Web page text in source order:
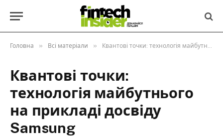
Головна » Всі матеріали » Квантові точки: технологія майбутнього на прикладі досвіду Samsung
Квантові точки:
технологія майбутнього
на прикладі досвіду
Samsung